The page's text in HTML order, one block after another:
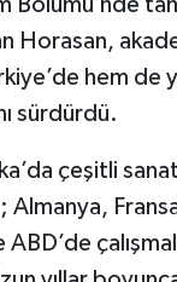
Bölümü’nde
Horasan,
hem de
sürdürdü.
çeşitli
Almanya,